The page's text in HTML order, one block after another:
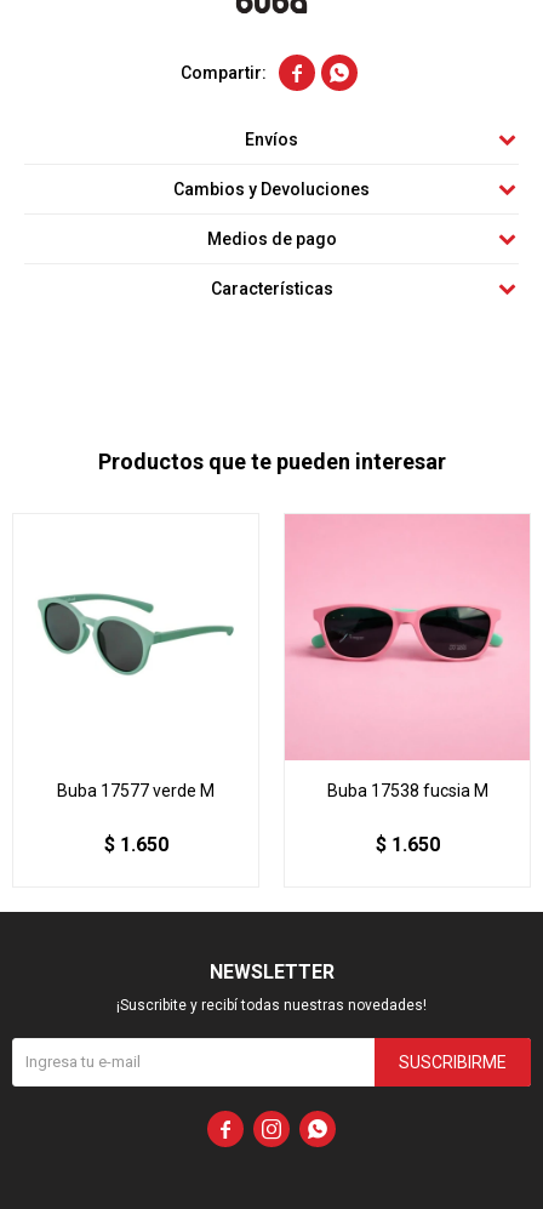
 
Envíos
Cambios y Devoluciones
Medios de pago
Características
Productos que te pueden interesar
Buba 17577 verde M
$ 1.650
Buba 17538 fucsia M
$ 1.650
NEWSLETTER
¡Suscribite y recibí todas nuestras novedades!
SUSCRIBIRME
  